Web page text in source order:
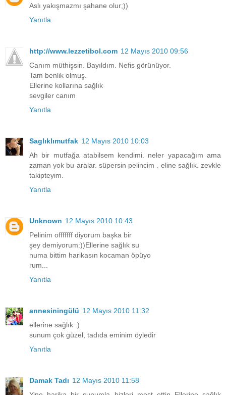
Aslı yakışmazmı şahane olur;))
Yanıtla
http://www.lezzetibol.com 12 Mayıs 2010 09:56
Canım müthişsin. Bayıldım. Nefis görünüyor.
Tam benlik olmuş.
Ellerine kollarına sağlık
sevgiler canım
Yanıtla
Saglıklımutfak 12 Mayıs 2010 10:03
Ah bir mutfağa atabilsem kendimi. neler yapacağım ama
zaman yok bu aralar. süpersin pelincim . eline sağlık. zevkle
takipteyim.
Yanıtla
Unknown 12 Mayıs 2010 10:43
Pelinim offfffff diyorum başka bir
şey demiyorum:))Ellerine sağlık su
numa bittim harikasın kocaman öpüyo
rum...
Yanıtla
annesiningülü 12 Mayıs 2010 11:32
ellerine sağlık :)
sunum çok güzel, tadıda eminim öyledir
Yanıtla
Damak Tadı 12 Mayıs 2010 11:58